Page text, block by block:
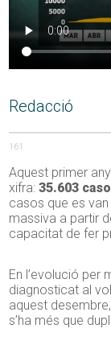
Redacció
161
Aquest primer
xifra:35.603
casos que es
massiva a partir
capacitat de fer
En l’evolució per
diagnosticat al
aquest
s’ha més que